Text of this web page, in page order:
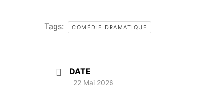
Tags: COMÉDIE DRAMATIQUE
DATE
22 Mai 2026